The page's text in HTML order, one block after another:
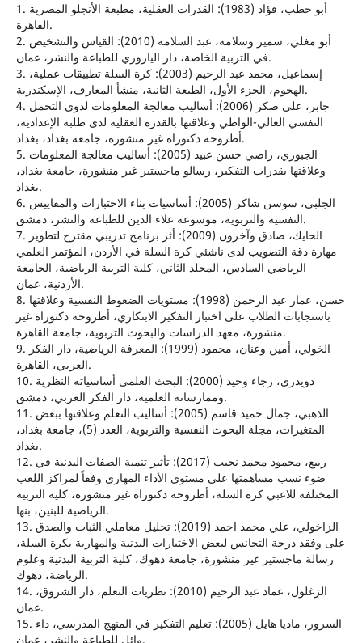
1. أبو حطب، فؤاد (1983): القدرات العقلية، مطبعة الأنجلو المصرية
القاهرة.
2. أبو مغلي، سمير وسلامة، عبد السلامة (2010): القياس والتشخيص
في التربية الخاصة، دار اليازوري للطباعة والنشر، عمان.
3. إسماعيل، محمد عبد الرحيم (2003): كرة السلة تطبيقات عملية،
الهجوم، الجزء الأول، الطبعة الثانية، منشأ المعارف، الإسكندرية.
4. جابر، علي صكر (2006): أساليب معالجة المعلومات لذوي التحمل
النفسي العالي-الواطي وعلاقتها بالقدرة العقلية لدى طلبة الإعدادية،
أطروحة دكتوراه غير منشورة، جامعة بغداد، بغداد.
5. الجبوري، راضي حسن عبيد (2005): أساليب معالجة المعلومات
وعلاقتها بقدرات التفكير، رسالو ماجستير غير منشورة، جامعة بغداد،
بغداد.
6. الجلبي، سوسن شاكر (2005): أساسيات بناء الاختبارات والمقاييس
النفسية والتربوية، موسوعة علاء الدين للطباعة والنشر، دمشق.
7. الحايك، صادق وآخرون (2009): أثر برنامج تدريبي مقترح لتطوير
مهارة دقة التصويب لدى ناشئي كرة السلة في الأردن، المؤتمر العلمي
الرياضي السادس، المجلد الثاني، كلية التربية الرياضية، الجامعة
الأردنية، عمان.
8. حسن، عمار عبد الرحمن (1998): مستويات الضغوط النفسية وعلاقتها
باستجابات الطلاب على اختبار التفكير الابتكاري، أطروحة دكتوراه غير
منشورة، معهد الدراسات والبحوث التربوية، جامعة القاهرة.
9. الخولي، أمين وعنان، محمود (1999): المعرفة الرياضية، دار الفكر
العربي، القاهرة.
10. دويدري، رجاء وحيد (2000): البحث العلمي أساسياته النظرية
وممارساته العلمية، دار الفكر العربي، دمشق.
11. الذهبي، جمال حميد قاسم (2005): أساليب التعلم وعلاقتها ببعض
المتغيرات، مجلة البحوث النفسية والتربوية، العدد (5)، جامعة بغداد،
بغداد.
12. ربيع، محمود محمد نجيب (2017): تأثير تنمية الصفات البدنية في
ضوء نسب مساهمتها على مستوى الأداء المهاري وفقاً لمراكز اللعب
المختلفة للاعبي كرة السلة، أطروحة دكتوراه غير منشورة، كلية التربية
الرياضية للبنين، بنها.
13. الزاخولي، علي محمد احمد (2019): تحليل معاملي الثبات والصدق
على وفقد درجة التجانس لبعض الاختبارات البدنية والمهارية بكرة السلة،
رسالة ماجستير غير منشورة، جامعة دهوك، كلية التربية البدنية وعلوم
الرياضة، دهوك.
14. الزغلول، عماد عبد الرحيم (2010): نظريات التعلم، دار الشروق،
عمان.
15. السرور، ماديا هايل (2005): تعليم التفكير في المنهج المدرسي، داء
وائل للطباعة والنشر، عمان.